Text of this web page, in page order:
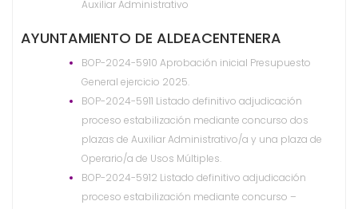
Auxiliar Administrativo
AYUNTAMIENTO DE ALDEACENTENERA
BOP-2024-5910 Aprobación inicial Presupuesto
General ejercicio 2025.
BOP-2024-5911 Listado definitivo adjudicación
proceso estabilización mediante concurso dos
plazas de Auxiliar Administrativo/a y una plaza de
Operario/a de Usos Múltiples.
BOP-2024-5912 Listado definitivo adjudicación
proceso estabilización mediante concurso –